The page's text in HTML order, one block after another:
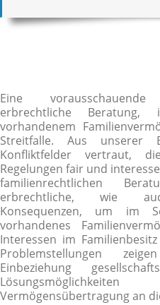
Eine
erbrechtliche Beratung,
vorhandenem
Streitfalle. Aus unserer
Konfliktfelder vertraut,
Regelungen fair und
familienrechtlichen
erbrechtliche, wie
Konsequenzen, um im
vorhandenes
Interessen im
Problemstellungen
Einbeziehung
Vermögensübertragung an